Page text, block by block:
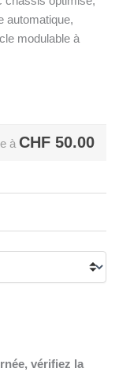
automatique,
modulable à
à CHF 50.00
vérifiez la